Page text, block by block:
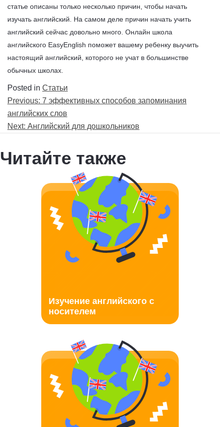
статье описаны только несколько причин, чтобы начать
изучать английский. На самом деле причин начать учить
английский сейчас довольно много. Онлайн школа
английского EasyEnglish поможет вашему ребенку выучить
настоящий английский, которого не учат в большинстве
обычных школах.
Posted in Статьи
Навигация
по
записям
Previous: 7 эффективных способов запоминания
английских слов
Next: Английский для дошкольников
Читайте также
Изучение английского с
носителем